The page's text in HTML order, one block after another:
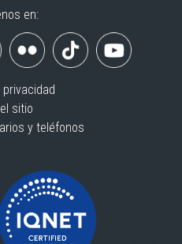
en:
sitio
y teléfonos